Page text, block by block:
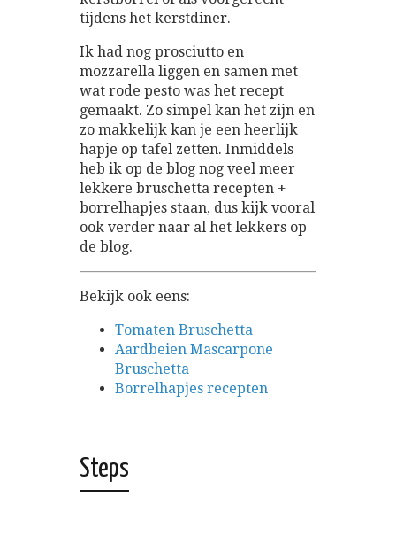
tijdens het kerstdiner.
Ik had nog prosciutto en
mozzarella liggen en samen met
wat rode pesto was het recept
gemaakt. Zo simpel kan het zijn en
zo makkelijk kan je een heerlijk
hapje op tafel zetten. Inmiddels
heb ik op de blog nog veel meer
lekkere bruschetta recepten +
borrelhapjes staan, dus kijk vooral
ook verder naar al het lekkers op
de blog.
Bekijk ook eens:
Tomaten Bruschetta
Aardbeien Mascarpone
Bruschetta
Borrelhapjes recepten
Steps